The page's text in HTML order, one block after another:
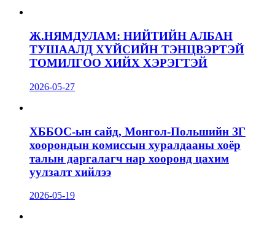
Ж.НЯМДУЛАМ: НИЙТИЙН АЛБАН
ТУШААЛД ХҮЙСИЙН ТЭНЦВЭРТЭЙ
ТОМИЛГОО ХИЙХ ХЭРЭГТЭЙ
2026-05-27
ХББОС-ын сайд, Монгол-Польшийн ЗГ
хоорондын комиссын хуралдааны хоёр
талын даргалагч нар хооронд цахим
уулзалт хийлээ
2026-05-19